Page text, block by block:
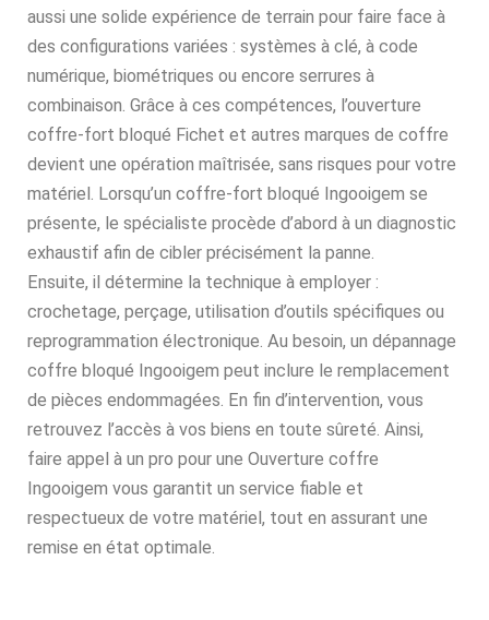
aussi une solide expérience de terrain pour faire face à
des configurations variées : systèmes à clé, à code
numérique, biométriques ou encore serrures à
combinaison. Grâce à ces compétences, l’ouverture
coffre-fort bloqué Fichet et autres marques de coffre
devient une opération maîtrisée, sans risques pour votre
matériel. Lorsqu’un coffre-fort bloqué Ingooigem se
présente, le spécialiste procède d’abord à un diagnostic
exhaustif afin de cibler précisément la panne.
Ensuite, il détermine la technique à employer :
crochetage, perçage, utilisation d’outils spécifiques ou
reprogrammation électronique. Au besoin, un dépannage
coffre bloqué Ingooigem peut inclure le remplacement
de pièces endommagées. En fin d’intervention, vous
retrouvez l’accès à vos biens en toute sûreté. Ainsi,
faire appel à un pro pour une Ouverture coffre
Ingooigem vous garantit un service fiable et
respectueux de votre matériel, tout en assurant une
remise en état optimale.